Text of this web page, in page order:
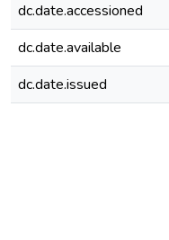
dc.date.accessioned
dc.date.available
dc.date.issued